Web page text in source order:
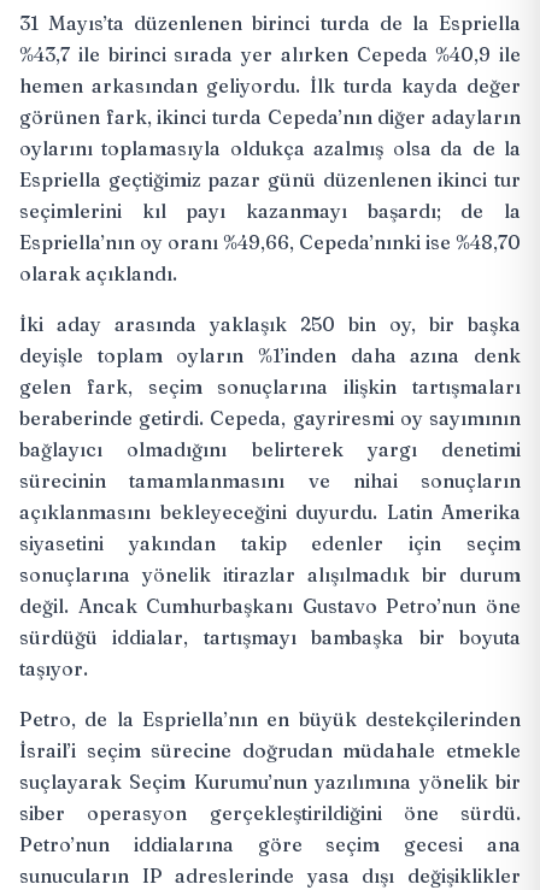
31 Mayıs’ta düzenlenen birinci turda de la Espriella
%43,7 ile birinci sırada yer alırken Cepeda %40,9 ile
hemen arkasından geliyordu. İlk turda kayda değer
görünen fark, ikinci turda Cepeda’nın diğer adayların
oylarını toplamasıyla oldukça azalmış olsa da de la
Espriella geçtiğimiz pazar günü düzenlenen ikinci tur
seçimlerini kıl payı kazanmayı başardı; de la
Espriella’nın oy oranı %49,66, Cepeda’nınki ise %48,70
olarak açıklandı.
İki aday arasında yaklaşık 250 bin oy, bir başka
deyişle toplam oyların %1’inden daha azına denk
gelen fark, seçim sonuçlarına ilişkin tartışmaları
beraberinde getirdi. Cepeda, gayriresmi oy sayımının
bağlayıcı olmadığını belirterek yargı denetimi
sürecinin tamamlanmasını ve nihai sonuçların
açıklanmasını bekleyeceğini duyurdu. Latin Amerika
siyasetini yakından takip edenler için seçim
sonuçlarına yönelik itirazlar alışılmadık bir durum
değil. Ancak Cumhurbaşkanı Gustavo Petro’nun öne
sürdüğü iddialar, tartışmayı bambaşka bir boyuta
taşıyor.
Petro, de la Espriella’nın en büyük destekçilerinden
İsrail’i seçim sürecine doğrudan müdahale etmekle
suçlayarak Seçim Kurumu’nun yazılımına yönelik bir
siber operasyon gerçekleştirildiğini öne sürdü.
Petro’nun iddialarına göre seçim gecesi ana
sunucuların IP adreslerinde yasa dışı değişiklikler